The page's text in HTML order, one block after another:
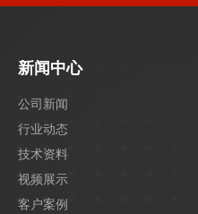
新闻中心
公司新闻
行业动态
技术资料
视频展示
客户案例